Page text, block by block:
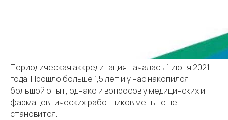
Периодическая аккредитация началась 1 июня 2021
года. Прошло больше 1,5 лет и у нас накопился
большой опыт, однако и вопросов у медицинских и
фармацевтических работников меньше не
становится.